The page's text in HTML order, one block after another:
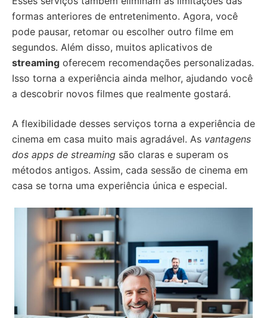
formas anteriores de entretenimento. Agora, você
pode pausar, retomar ou escolher outro filme em
segundos. Além disso, muitos aplicativos de
streaming oferecem recomendações personalizadas.
Isso torna a experiência ainda melhor, ajudando você
a descobrir novos filmes que realmente gostará.
A flexibilidade desses serviços torna a experiência de
cinema em casa muito mais agradável. As vantagens
dos apps de streaming são claras e superam os
métodos antigos. Assim, cada sessão de cinema em
casa se torna uma experiência única e especial.